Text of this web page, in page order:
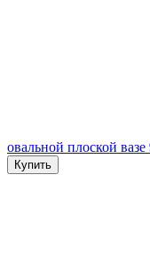
овальной плоской вазе
Купить